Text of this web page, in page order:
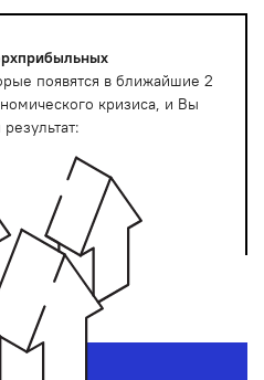
появятся в ближайшие 2
кризиса, и Вы